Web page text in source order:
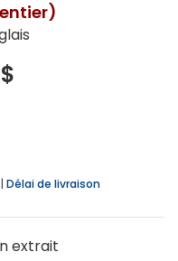
Délai de livraison
extrait